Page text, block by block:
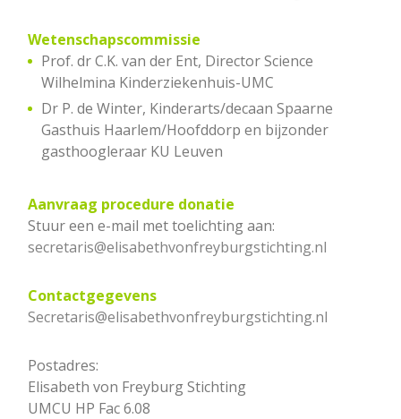
Wetenschapscommissie
Prof. dr C.K. van der Ent, Director Science
Wilhelmina Kinderziekenhuis-UMC
Dr P. de Winter, Kinderarts/decaan Spaarne
Gasthuis Haarlem/Hoofddorp en bijzonder
gasthoogleraar KU Leuven
Aanvraag procedure donatie
Stuur een e-mail met toelichting aan:
secretaris@elisabethvonfreyburgstichting.nl
Contactgegevens
Secretaris@elisabethvonfreyburgstichting.nl
Postadres:
Elisabeth von Freyburg Stichting
UMCU HP Fac 6.08